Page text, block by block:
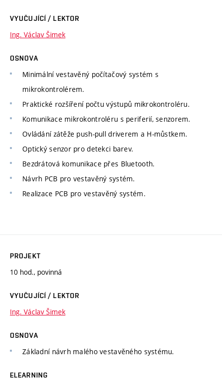
VYUČUJÍCÍ / LEKTOR
Ing. Václav Šimek
OSNOVA
Minimální vestavěný počítačový systém s
mikrokontrolérem.
Praktické rozšíření počtu výstupů mikrokontroléru.
Komunikace mikrokontroléru s periferií, senzorem.
Ovládání zátěže push-pull driverem a H-můstkem.
Optický senzor pro detekci barev.
Bezdrátová komunikace přes Bluetooth.
Návrh PCB pro vestavěný systém.
Realizace PCB pro vestavěný systém.
PROJEKT
10 hod., povinná
VYUČUJÍCÍ / LEKTOR
Ing. Václav Šimek
OSNOVA
Základní návrh malého vestavěného systému.
ELEARNING